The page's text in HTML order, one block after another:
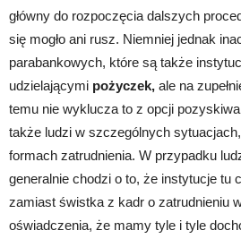
główny do rozpoczęcia dalszych
się mogło ani rusz. Niemniej jednak
parabankowych, które są także
udzielającymi pożyczek, ale na
temu nie wyklucza to z opcji
także ludzi w szczególnych
formach zatrudnienia. W przypadku
generalnie chodzi o to, że instytucje tu
zamiast świstka z kadr o zatrudnieniu
oświadczenia, że mamy tyle i tyle